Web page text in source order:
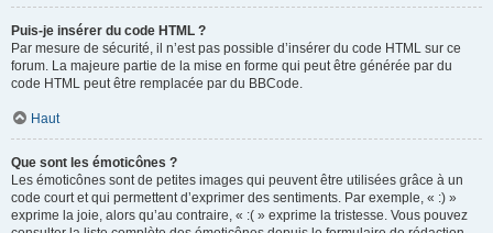
Puis-je insérer du code HTML ?
Par mesure de sécurité, il n’est pas possible d’insérer du code HTML sur ce
forum. La majeure partie de la mise en forme qui peut être générée par du
code HTML peut être remplacée par du BBCode.
Haut
Que sont les émoticônes ?
Les émoticônes sont de petites images qui peuvent être utilisées grâce à un
code court et qui permettent d’exprimer des sentiments. Par exemple, « :) »
exprime la joie, alors qu’au contraire, « :( » exprime la tristesse. Vous pouvez